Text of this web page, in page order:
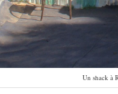
Un shack à